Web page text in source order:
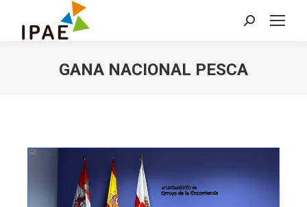
Buscar:
GANA NACIONAL PESCA